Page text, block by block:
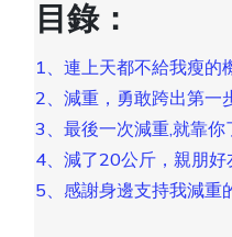
目錄：
1、連上天都不給我瘦的
2、減重，勇敢跨出第一
3、最後一次減重,就靠你
4、減了20公斤，親朋好
5、感謝身邊支持我減重